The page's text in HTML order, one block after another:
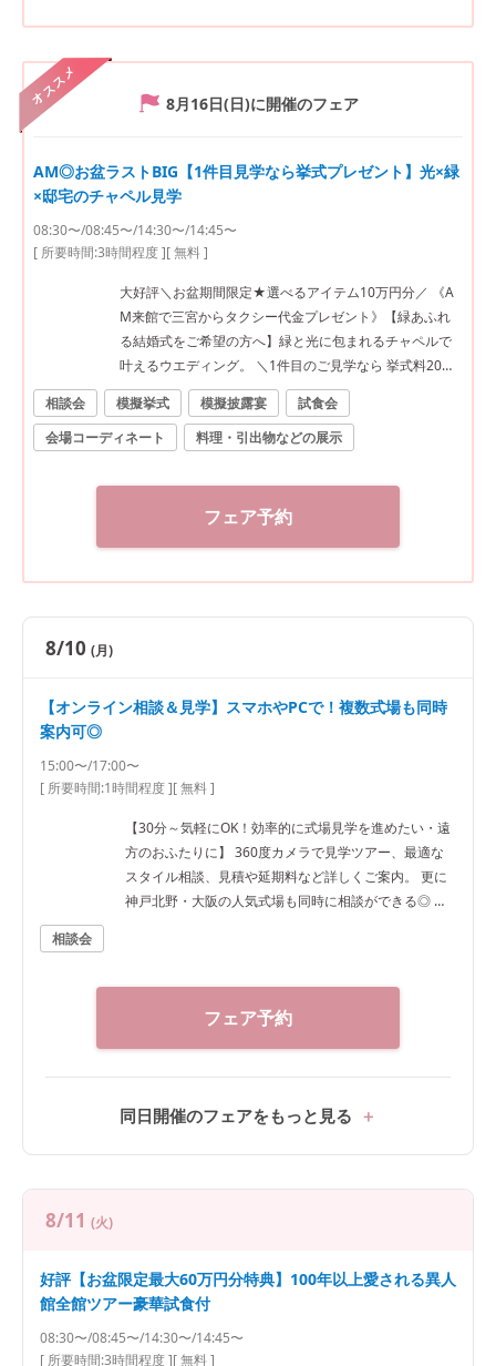
オススメ 8月16日(日)に開催のフェア
AM◎お盆ラストBIG【1件目見学なら挙式プレゼント】光×緑
×邸宅のチャペル見学
08:30〜/08:45〜/14:30〜/14:45〜
[ 所要時間:3時間程度][ 無料 ]
大好評＼お盆期間限定★選べるアイテム10万円分／ 《A
M来館で三宮からタクシー代金プレゼント》【緑あふれ
る結婚式をご希望の方へ】緑と光に包まれるチャペルで
叶えるウエディング。 ＼1件目のご見学なら 挙式料20万
円分プレゼント★／ 経験豊富なプランナーが、おふたり
ならではのご結婚式をご提案します。 ■来館特典 ・ご来
館時タクシー料金（※AM限定） ・2万円相当の無料ご試
件目見学限定） ■成約特典 ・ドレス最大30％OFF ・アイ
テム特典（※時期・人数により異なります）
相談会 模擬挙式 模擬披露宴
試食会
会場コーディネート
料理・引出物などの展示
フェア予約
8/10 (月)
【オンライン相談＆見学】スマホやPCで！複数式場も同時
案内可◎
15:00〜/17:00〜
[ 所要時間:1時間程度][ 無料 ]
【30分～気軽にOK！効率的に式場見学を進めたい・遠
方のおふたりに】 360度カメラで見学ツアー、最適な
スタイル相談、見積や延期料など詳しくご案内。 更に
神戸北野・大阪の人気式場も同時に相談ができる◎ 時
ンラインフェアご参加で新郎新婦様応援プレゼント／
ロケーション前撮り10万円分or結婚式のアルバム10万
相談会
フェア予約
同日開催のフェアをもっと見る
8/11 (火)
好評【お盆限定最大60万円分特典】100年以上愛される異人
館全館ツアー豪華試食付
08:30〜/08:45〜/14:30〜/14:45〜
[ 所要時間:3時間程度][ 無料 ]